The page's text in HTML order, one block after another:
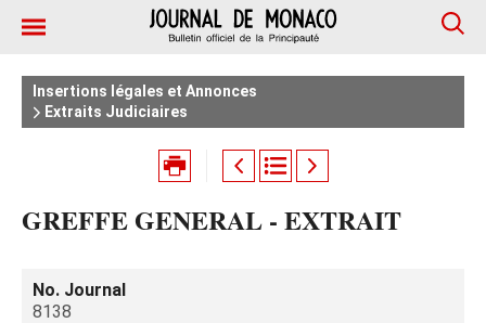
Insertions légales et Annonces
Extraits Judiciaires
GREFFE GENERAL - EXTRAIT
No. Journal
8138